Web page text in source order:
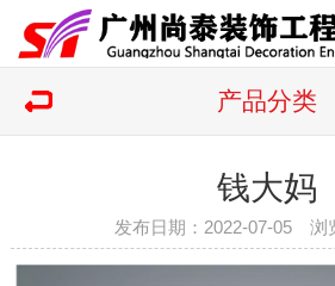
产品分类
钱大妈
发布日期：2022-07-05 浏